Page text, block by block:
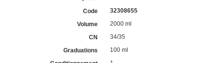
32308655
2000 ml
34/35
100 ml